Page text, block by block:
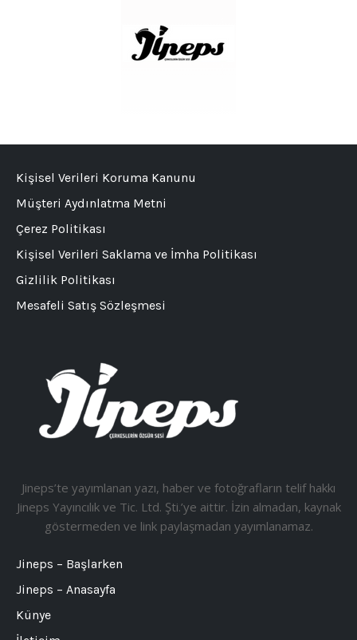
Jineps’te yayımlanan yazı, haber ve fotoğrafların telif hakkı
Jineps Yayıncılık ve Tic. Ltd. Şti.’ye aittir. İzin almadan, kaynak
göstermeden ve link paylaşmadan yayımlanamaz.
Jineps – Başlarken
Jineps – Anasayfa
Künye
Kişisel Verileri Koruma Kanunu
Müşteri Aydınlatma Metni
Çerez Politikası
Kişisel Verileri Saklama ve İmha Politikası
Gizlilik Politikası
Mesafeli Satış Sözleşmesi